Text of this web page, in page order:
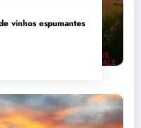
vinhos espumantes